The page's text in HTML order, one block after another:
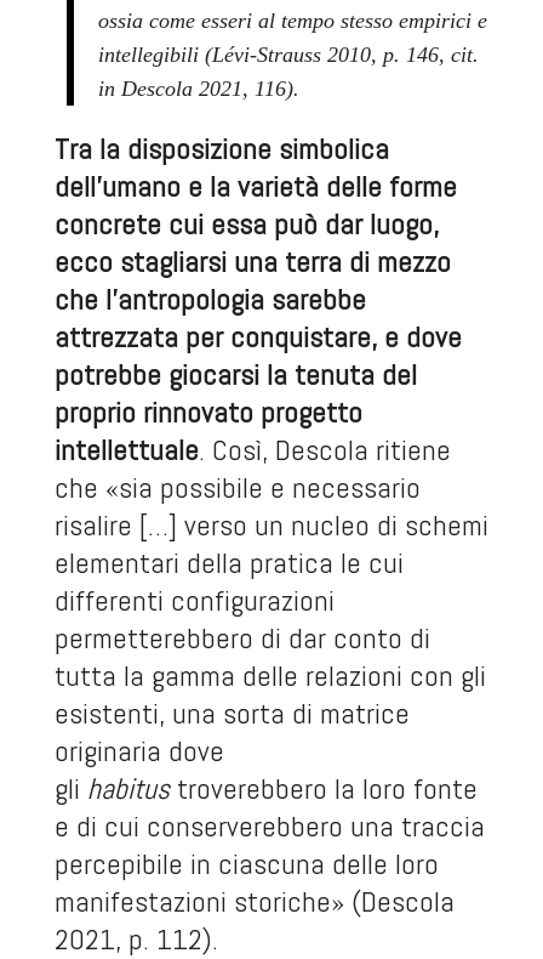
ossia come esseri al tempo stesso empirici e
intellegibili (Lévi-Strauss 2010, p. 146, cit.
in Descola 2021, 116).
Tra la disposizione simbolica
dell’umano e la varietà delle forme
concrete cui essa può dar luogo,
ecco stagliarsi una terra di mezzo
che l’antropologia sarebbe
attrezzata per conquistare, e dove
potrebbe giocarsi la tenuta del
proprio rinnovato progetto
intellettuale. Così, Descola ritiene
che «sia possibile e necessario
risalire […] verso un nucleo di schemi
elementari della pratica le cui
differenti configurazioni
permetterebbero di dar conto di
tutta la gamma delle relazioni con gli
esistenti, una sorta di matrice
originaria dove
gli habitustroverebbero la loro fonte
e di cui conserverebbero una traccia
percepibile in ciascuna delle loro
manifestazioni storiche» (Descola
2021, p. 112).